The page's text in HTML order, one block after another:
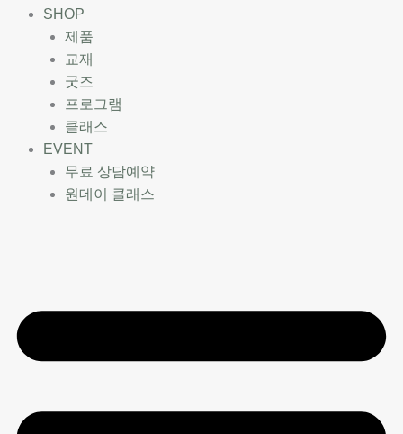
SHOP
제품
교재
굿즈
프로그램
클래스
EVENT
무료 상담예약
원데이 클래스